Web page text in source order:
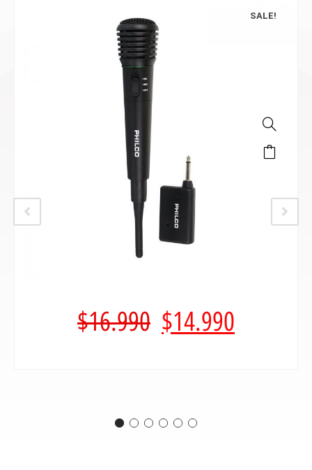
SALE!
$16.990 $14.990